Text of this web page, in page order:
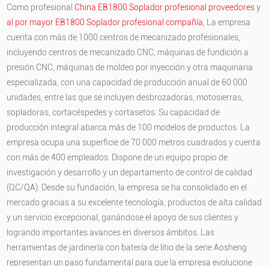
Como profesionalChina EB1800 Soplador profesional proveedoresy
al por mayor EB1800 Soplador profesional compañía , La empresa
cuenta con más de 1000 centros de mecanizado profesionales,
incluyendo centros de mecanizado CNC, máquinas de fundición a
presión CNC, máquinas de moldeo por inyección y otra maquinaria
especializada, con una capacidad de producción anual de 60 000
unidades, entre las que se incluyen desbrozadoras, motosierras,
sopladoras, cortacéspedes y cortasetos. Su capacidad de
producción integral abarca más de 100 modelos de productos. La
empresa ocupa una superficie de 70 000 metros cuadrados y cuenta
con más de 400 empleados. Dispone de un equipo propio de
investigación y desarrollo y un departamento de control de calidad
(QC/QA). Desde su fundación, la empresa se ha consolidado en el
mercado gracias a su excelente tecnología, productos de alta calidad
y un servicio excepcional, ganándose el apoyo de sus clientes y
logrando importantes avances en diversos ámbitos. Las
herramientas de jardinería con batería de litio de la serie Aosheng
representan un paso fundamental para que la empresa evolucione